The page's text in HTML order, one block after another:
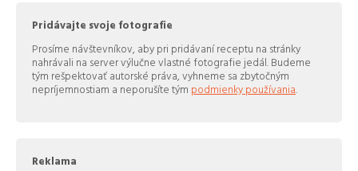
Pridávajte svoje fotografie
Prosíme návštevníkov, aby pri pridávaní receptu na stránky
nahrávali na server výlučne vlastné fotografie jedál. Budeme
tým rešpektovať autorské práva, vyhneme sa zbytočným
nepríjemnostiam a neporušíte tým podmienky používania.
Reklama